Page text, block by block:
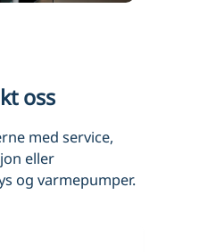
oss
med service,
eller
og varmepumper.